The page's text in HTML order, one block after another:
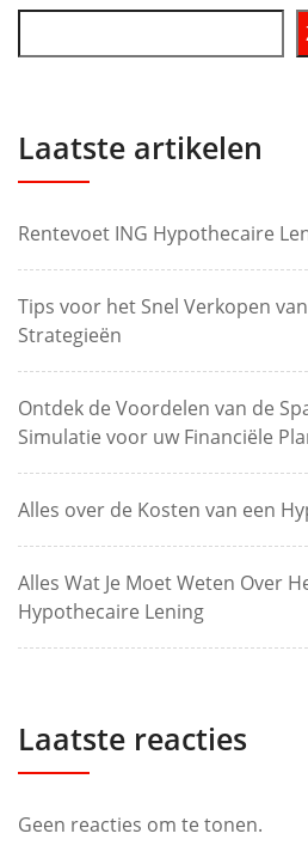
Laatste artikelen
Rentevoet ING Hypothecaire
Tips voor het Snel Verkopen
Strategieën
Ontdek de Voordelen van de
Simulatie voor uw Financiële
Alles over de Kosten van een
Alles Wat Je Moet Weten Over
Hypothecaire Lening
Laatste reacties
Geen reacties om te tonen.